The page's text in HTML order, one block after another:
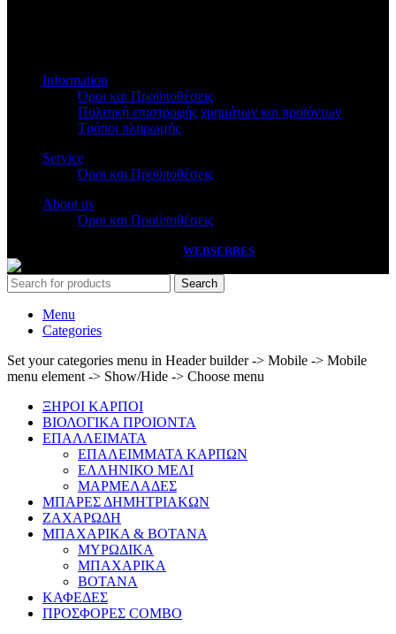
Information
Όροι και Προϋποθέσεις
Πολιτική επιστροφής χρημάτων και προϊόντων
Τρόποι πληρωμής
Service
Όροι και Προϋποθέσεις
About us
Όροι και Προϋποθέσεις
WEBSERRES
Search
Menu
Categories
Set your categories menu in Header builder -> Mobile -> Mobile
menu element -> Show/Hide -> Choose menu
ΞΗΡΟΙ ΚΑΡΠΟΙ
ΒΙΟΛΟΓΙΚΑ ΠΡΟΙΟΝΤΑ
ΕΠΑΛΛΕΙΜΑΤΑ
ΕΠΑΛΕΙΜΜΑΤΑ ΚΑΡΠΩΝ
ΕΛΛΗΝΙΚΟ ΜΕΛΙ
ΜΑΡΜΕΛΑΔΕΣ
ΜΠΑΡΕΣ ΔΗΜΗΤΡΙΑΚΩΝ
ΖΑΧΑΡΩΔΗ
ΜΠΑΧΑΡΙΚΑ & ΒΟΤΑΝΑ
ΜΥΡΩΔΙΚΑ
ΜΠΑΧΑΡΙΚΑ
ΒΟΤΑΝΑ
ΚΑΦΕΔΕΣ
ΠΡΟΣΦΟΡΕΣ COMBO